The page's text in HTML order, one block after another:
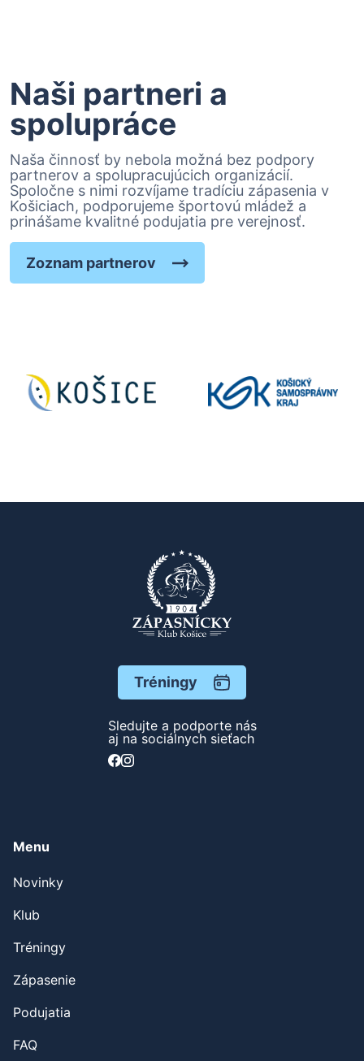
Naši partneri a
spolupráce
Naša činnosť by nebola možná bez podpory
partnerov a spolupracujúcich organizácií.
Spoločne s nimi rozvíjame tradíciu zápasenia v
Košiciach, podporujeme športovú mládež a
prinášame kvalitné podujatia pre verejnosť.
Zoznam partnerov
Tréningy
Sledujte a podporte nás
aj na sociálnych sieťach
Menu
Novinky
Klub
Tréningy
Zápasenie
Podujatia
FAQ